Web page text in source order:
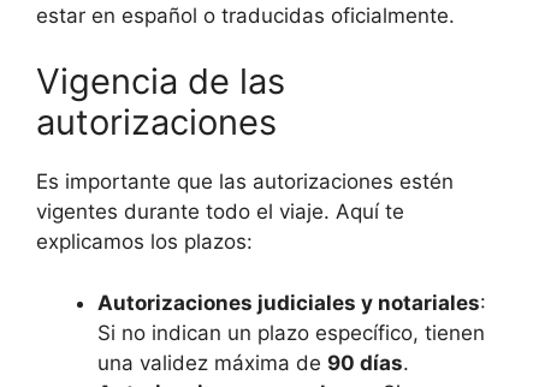
estar en español o traducidas oficialmente.
Vigencia de las
autorizaciones
Es importante que las autorizaciones estén
vigentes durante todo el viaje. Aquí te
explicamos los plazos:
Autorizaciones judiciales y notariales:
Si no indican un plazo específico, tienen
una validez máxima de 90 días.